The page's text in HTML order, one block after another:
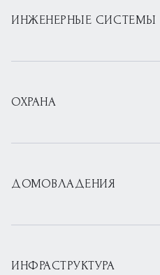
ИНЖЕНЕРНЫЕ СИСТЕМЫ
ОХРАНА
ДОМОВЛАДЕНИЯ
ИНФРАСТРУКТУРА